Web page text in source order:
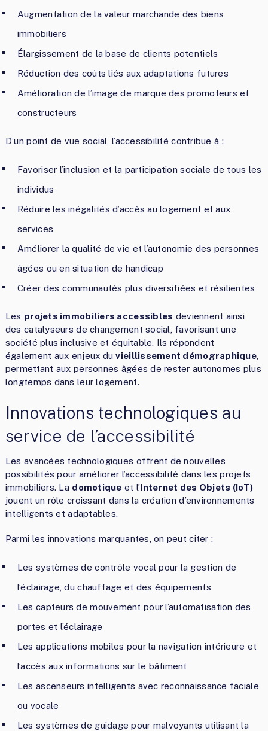
Augmentation de la valeur marchande des biens
immobiliers
Élargissement de la base de clients potentiels
Réduction des coûts liés aux adaptations futures
Amélioration de l’image de marque des promoteurs et
constructeurs
D’un point de vue social, l’accessibilité contribue à :
Favoriser l’inclusion et la participation sociale de tous les
individus
Réduire les inégalités d’accès au logement et aux
services
Améliorer la qualité de vie et l’autonomie des personnes
âgées ou en situation de handicap
Créer des communautés plus diversifiées et résilientes
Les projets immobiliers accessibles deviennent ainsi
des catalyseurs de changement social, favorisant une
société plus inclusive et équitable. Ils répondent
également aux enjeux duvieillissement démographique
permettant aux personnes âgées de rester autonomes plus
longtemps dans leur logement.
Innovations technologiques au
service de l’accessibilité
Les avancées technologiques offrent de nouvelles
possibilités pour améliorer l’accessibilité dans les projets
immobiliers. La domotique et l’Internet des Objets (IoT)
jouent un rôle croissant dans la création d’environnements
intelligents et adaptables.
Parmi les innovations marquantes, on peut citer :
Les systèmes de contrôle vocal pour la gestion de
l’éclairage, du chauffage et des équipements
Les capteurs de mouvement pour l’automatisation des
portes et l’éclairage
Les applications mobiles pour la navigation intérieure et
l’accès aux informations sur le bâtiment
Les ascenseurs intelligents avec reconnaissance faciale
ou vocale
Les systèmes de guidage pour malvoyants utilisant la